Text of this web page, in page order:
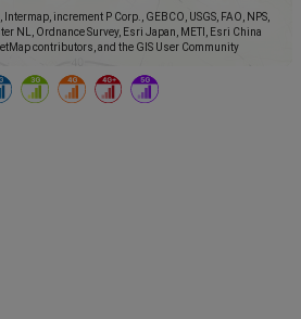
increment P Corp., GEBCO, USGS, FAO, NPS,
NL, Ordnance Survey, Esri Japan, METI, Esri China
contributors, and the GIS User Community